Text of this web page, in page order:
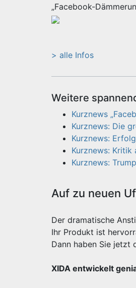
„Facebook-
> alle Infos
Weitere
Kurznews
Kurznews: Die
Kurznews:
Kurznews:
Kurznews:
Auf zu neuen
Der dramatische
Ihr Produkt ist
Dann haben Sie jetzt
XIDA entwickelt